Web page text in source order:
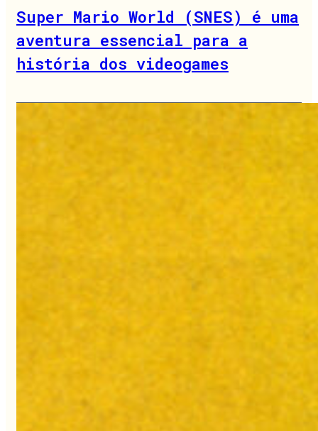
Super Mario World (SNES) é uma
aventura essencial para a
história dos videogames